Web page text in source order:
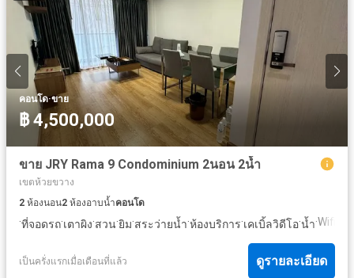
คอนโด·ขาย
฿ 4,500,000
ขาย JRY Rama 9 Condominium 2นอน 2น้ำ
เขตห้วยขวาง
2 ห้องนอน2 ห้องอาบน้ำคอนโด
·ที่จอดรถ·เตาผิง·สวน·ยิม·สระว่ายน้ำ·ห้องบริการ·เคเบิ้ลวิดีโอ·น้ำ·Wifi
เป็นครั่งแรกเมื่อเดือนที่แล้ว ดูรายละเอียด